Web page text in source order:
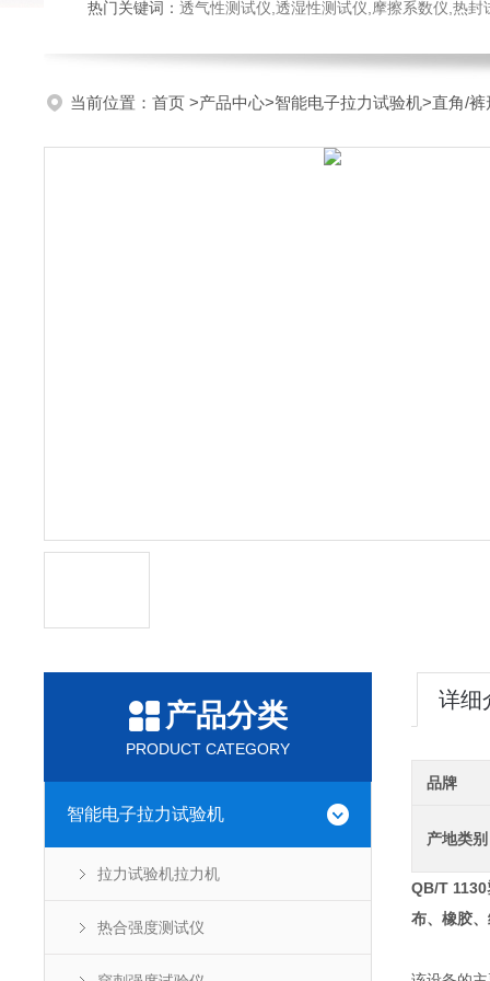
热门关键词： 透气性测试仪,透湿性测试仪,摩擦系数仪,热封试验仪,
当前位置： 首页 >产品中心>智能电子拉力试验机>直角/裤
产品分类
PRODUCT CATEGORY
智能电子拉力试验机
拉力试验机拉力机
热合强度测试仪
详细
品牌
产地类别
QB/T
布、橡胶